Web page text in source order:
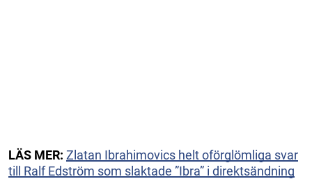
LÄS MER: Zlatan Ibrahimovics helt oförglömliga svar
till Ralf Edström som slaktade ”Ibra” i direktsändning